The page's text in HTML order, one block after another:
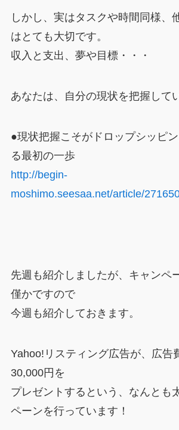
しかし、実はタスクや時間同様、
はとても大切です。
収入と支出、夢や目標・・・
あなたは、自分の現状を把握して
●現状把握こそがドロップシッピ
る最初の一歩
http://begin-
moshimo.seesaa.net/article/
先週も紹介しましたが、キャンペ
僅かですので
今週も紹介しておきます。
Yahoo!リスティング広告が、広告
30,000円を
プレゼントするという、なんとも
ペーンを行っています！